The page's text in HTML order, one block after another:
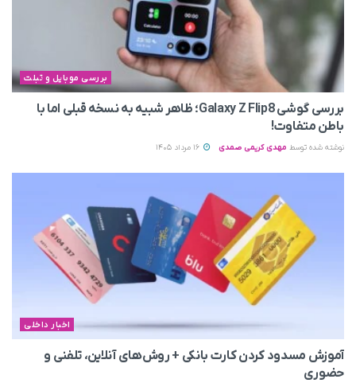
بررسی موبایل و تبلت
بررسی گوشی Galaxy Z Flip8؛ ظاهر شبیه به نسخه قبلی اما با
باطن متفاوت!
نوشته شده توسط مهدی کریمی صمدی
اخبار داخلی
آموزش مسدود کردن کارت بانکی + روش‌های آنلاین، تلفنی و
حضوری